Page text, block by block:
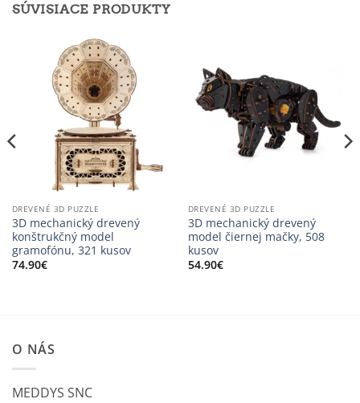
SÚVISIACE PRODUKTY
DREVENÉ 3D PUZZLE
3D mechanický drevený
konštrukčný model
gramofónu, 321 kusov
74.90€
DREVENÉ 3D PUZZLE
3D mechanický drevený
model čiernej mačky, 508
kusov
54.90€
O NÁS
MEDDYS SNC